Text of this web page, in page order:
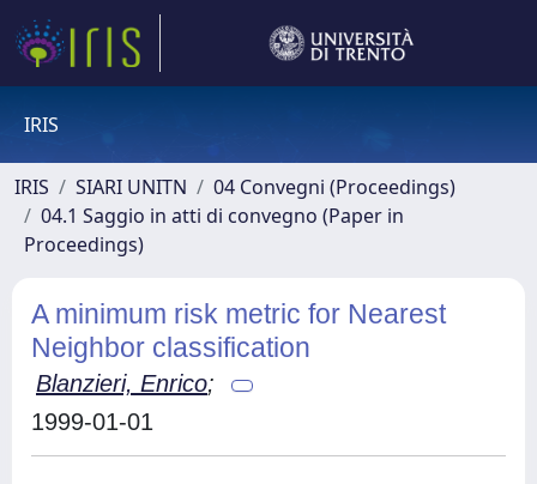
IRIS
IRIS SIARI UNITN
04 Convegni (Proceedings)
04.1 Saggio in atti di convegno (Paper in
Proceedings)
A minimum risk metric for Nearest
Neighbor classification
Blanzieri, Enrico;
1999-01-01